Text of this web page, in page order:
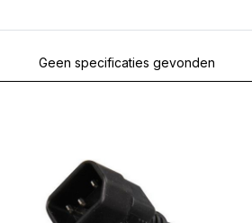
Geen specificaties gevonden